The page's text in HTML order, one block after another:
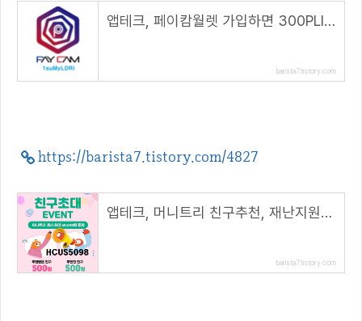
앱테크, 페이캄월렛 가입하면 300PLI 에어드랍( 추천코드 : 1suMyLDRl )
barista7.tistory.com
https://barista7.tistory.com/4827
앱테크, 머니트리 친구추천, 재난지원금 신청( 추천 코드 : HCUS5098 )
barista7.tistory.com